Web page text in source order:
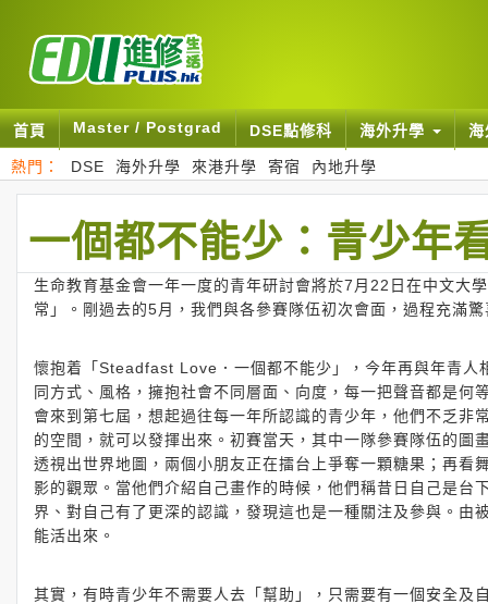
首頁 Master / Postgrad DSE點修科 海外升學
熱門： DSE 海外升學 來港升學 寄宿 內地升學
一個都不能少：青少年
生命教育基金會一年一度的青年研討會將於7月22日在中文
常」。剛過去的5月，我們與各參賽隊伍初次會面，過程充滿
懷抱着「Steadfast Love．一個都不能少」，今年再與年青人
同方式、風格，擁抱社會不同層面、向度，每一把聲音都是
會來到第七屆，想起過往每一年所認識的青少年，他們不乏
的空間，就可以發揮出來。初賽當天，其中一隊參賽隊伍的
透視出世界地圖，兩個小朋友正在擂台上爭奪一顆糖果；再
影的觀眾。當他們介紹自己畫作的時候，他們稱昔日自己是
界、對自己有了更深的認識，發現這也是一種關注及參與。
能活出來。
其實，有時青少年不需要人去「幫助」，只需要有一個安全